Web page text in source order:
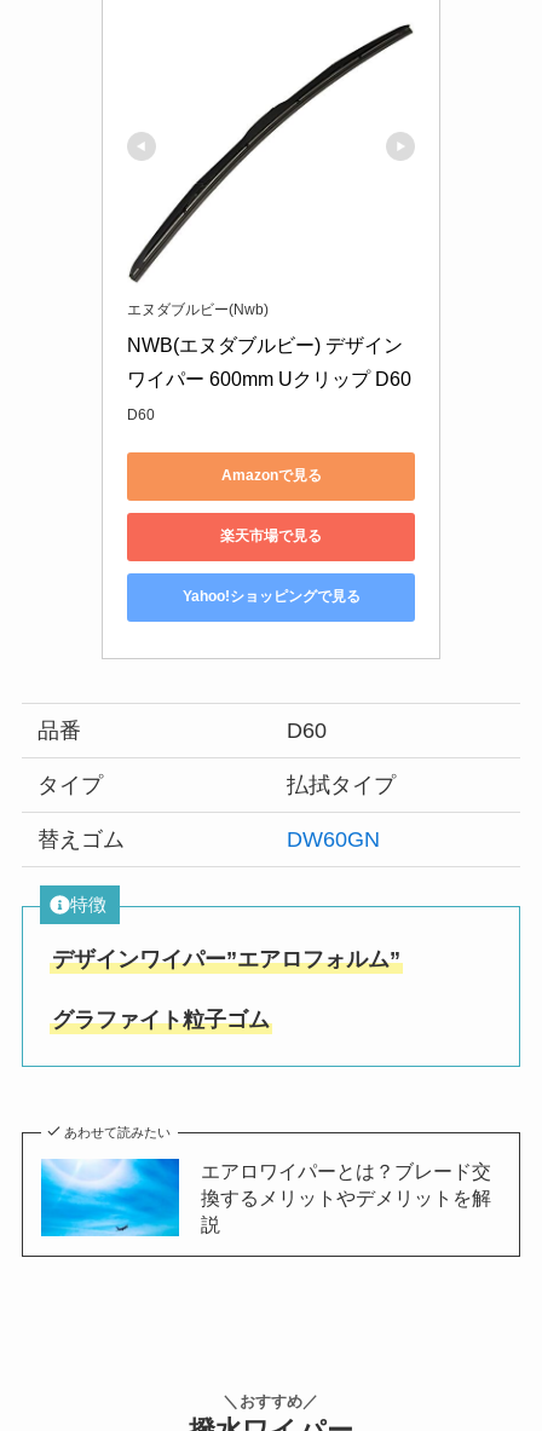
エヌダブルビー(Nwb)
NWB(エヌダブルビー) デザイン
ワイパー 600mm Uクリップ D60
D60
Amazonで見る
楽天市場で見る
Yahoo!ショッピングで見る
品番 D60
タイプ 払拭タイプ
替えゴム DW60GN
特徴
デザインワイパー”エアロフォルム”
グラファイト粒子ゴム
あわせて読みたい
エアロワイパーとは？ブレード交
換するメリットやデメリットを解
説
＼おすすめ／